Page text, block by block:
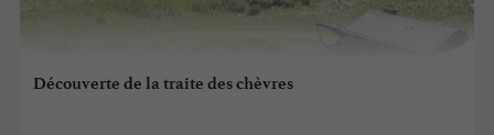
Découverte de la traite des chèvres